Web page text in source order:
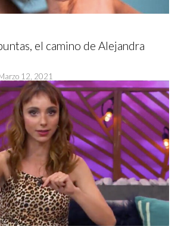
el camino de Alejandra
12, 2021